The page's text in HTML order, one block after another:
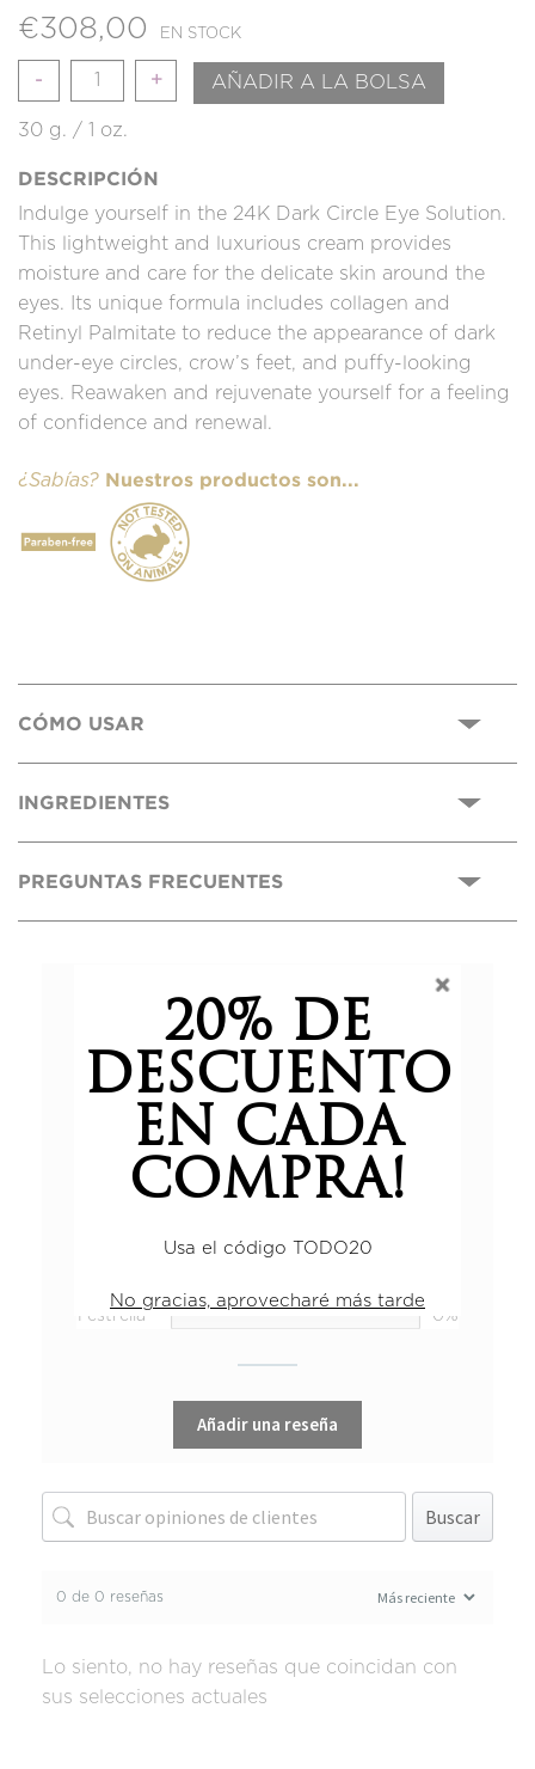
€308,00 EN STOCK
Cantidad AÑADIR A LA BOLSA
30 g. / 1 oz.
DESCRIPCIÓN
Indulge yourself in the 24K Dark Circle Eye Solution.
This lightweight and luxurious cream provides
moisture and care for the delicate skin around the
eyes. Its unique formula includes collagen and
Retinyl Palmitate to reduce the appearance of dark
under-eye circles, crow’s feet, and puffy-looking
eyes. Reawaken and rejuvenate yourself for a feeling
of confidence and renewal.
¿Sabías? Nuestros productos son...
CÓMO USAR
INGREDIENTES
PREGUNTAS FRECUENTES
0,0
Basado en 0 reseñas.
5 estrellas
1 estrella
0%
Añadir una reseña
Buscar
0 de 0 reseñas
Lo siento, no hay reseñas que coincidan con
sus selecciones actuales
20% DE
DESCUENTO
EN CADA
COMPRA!
Usa el código TODO20
No gracias, aprovecharé más tarde